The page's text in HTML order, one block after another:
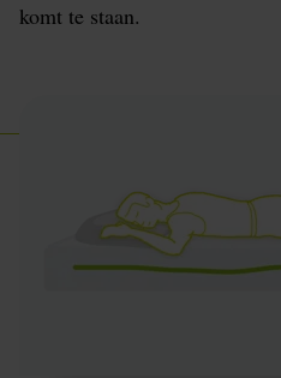
komt te staan.